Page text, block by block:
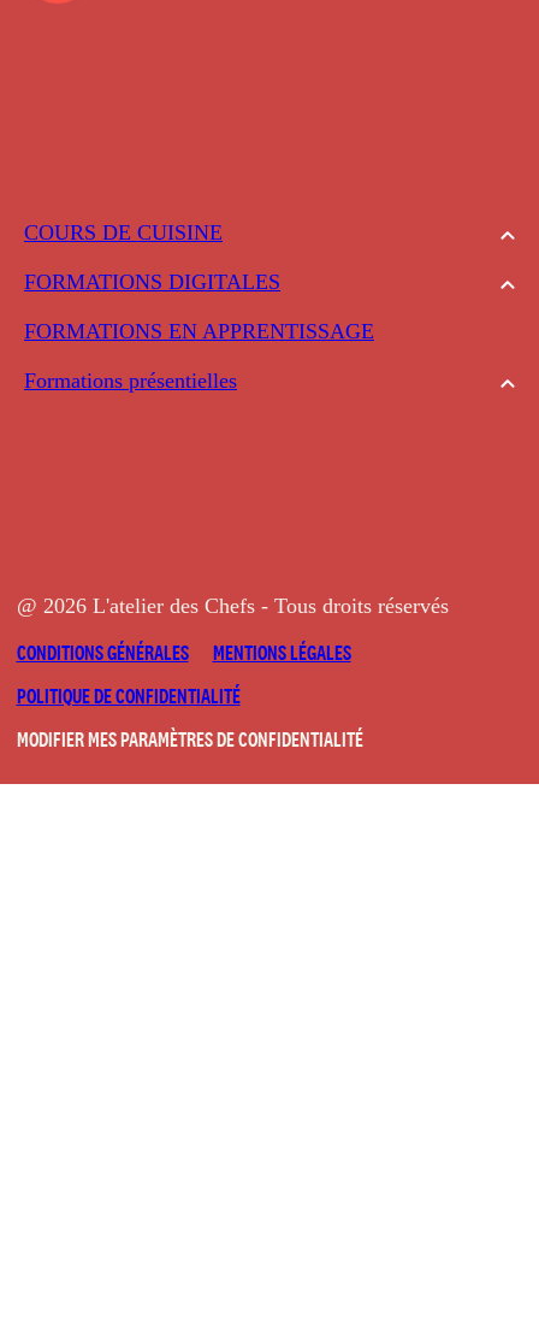
COURS DE CUISINE
FORMATIONS DIGITALES
FORMATIONS EN APPRENTISSAGE
Formations présentielles
@ 2026 L'atelier des Chefs - Tous droits réservés
CONDITIONS GÉNÉRALES
MENTIONS LÉGALES
POLITIQUE DE CONFIDENTIALITÉ
MODIFIER MES PARAMÈTRES DE CONFIDENTIALITÉ